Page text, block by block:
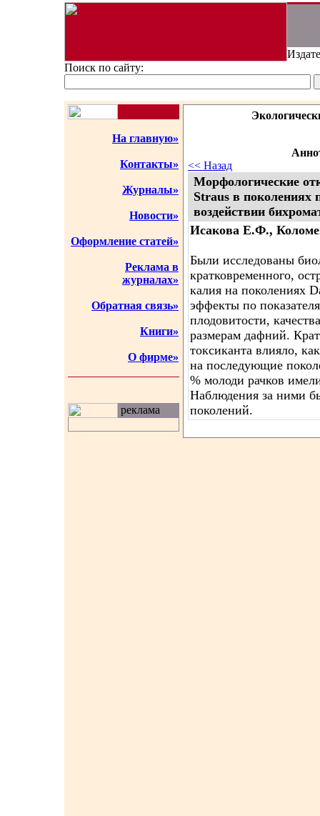
Поиск по сайту:
На главную»
Контакты»
Журналы»
Новости»
Оформление статей»
Реклама в
журналах»
Обратная связь»
Книги»
О фирме»
реклама
<< Назад
Морфологические
Straus в поколениях
воздействии
Исакова Е.Ф.,
Были исследованы
кратковременного,
калия на поколениях
эффекты по
плодовитости,
размерам дафний.
токсиканта влияло,
на последующие
% молоди рачков
Наблюдения за ними
поколений.